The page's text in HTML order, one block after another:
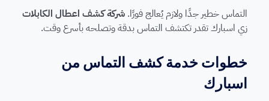
التماس خطير جدًا ولازم يُعالج فورًا. شركة كشف اعطال الكابلات
زي اسبارك تقدر تكتشف التماس بدقة وتصلحه بأسرع وقت.
خطوات خدمة كشف التماس من
اسبارك